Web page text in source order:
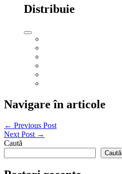
Distribuie
Navigare în articole
← Previous Post
Next Post →
Caută
Caută